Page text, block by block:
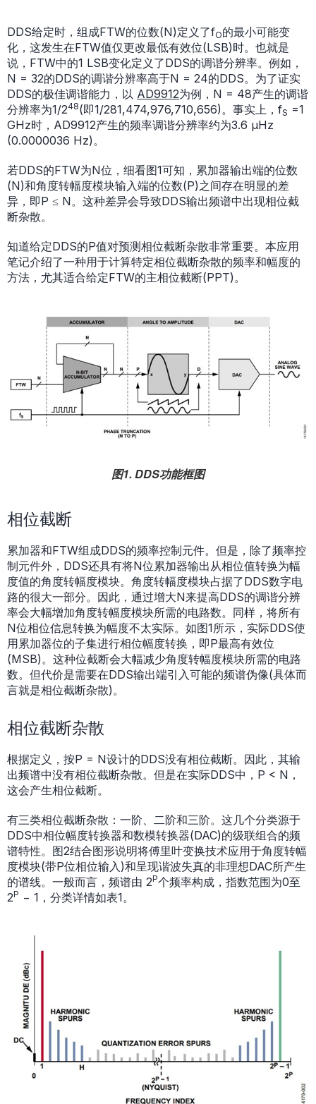
DDS给定时，组成FTW的位数(N)定义了fO的最小可能变
化，这发生在FTW值仅更改最低有效位(LSB)时。也就是
说，FTW中的1 LSB变化定义了DDS的调谐分辨率。例如，
N = 32的DDS的调谐分辨率高于N = 24的DDS。为了证实
DDS的极佳调谐能力，以 AD9912为例，N = 48产生的调谐
分辨率为1/248(即1/281,474,976,710,656)。事实上，fS =1
GHz时，AD9912产生的频率调谐分辨率约为3.6 µHz
(0.0000036 Hz)。
若DDS的FTW为N位，细看图1可知，累加器输出端的位数
(N)和角度转幅度模块输入端的位数(P)之间存在明显的差
异，即P ≤ N。这种差异会导致DDS输出频谱中出现相位截
断杂散。
知道给定DDS的P值对预测相位截断杂散非常重要。本应用
笔记介绍了一种用于计算特定相位截断杂散的频率和幅度的
方法，尤其适合给定FTW的主相位截断(PPT)。
图1. DDS功能框图
相位截断
累加器和FTW组成DDS的频率控制元件。但是，除了频率控
制元件外，DDS还具有将N位累加器输出从相位值转换为幅
度值的角度转幅度模块。角度转幅度模块占据了DDS数字电
路的很大一部分。因此，通过增大N来提高DDS的调谐分辨
率会大幅增加角度转幅度模块所需的电路数。同样，将所有
N位相位信息转换为幅度不太实际。如图1所示，实际DDS使
用累加器位的子集进行相位幅度转换，即P最高有效位
(MSB)。这种位截断会大幅减少角度转幅度模块所需的电路
数。但代价是需要在DDS输出端引入可能的频谱伪像(具体而
言就是相位截断杂散)。
相位截断杂散
根据定义，按P = N设计的DDS没有相位截断。因此，其输
出频谱中没有相位截断杂散。但是在实际DDS中，P < N，
这会产生相位截断。
有三类相位截断杂散：一阶、二阶和三阶。这几个分类源于
DDS中相位幅度转换器和数模转换器(DAC)的级联组合的频
谱特性。图2结合图形说明将傅里叶变换技术应用于角度转幅
度模块(带P位相位输入)和呈现谐波失真的非理想DAC所产生
的谱线。一般而言，频谱由 2P个频率构成，指数范围为0至
2P − 1，分类详情如表1。